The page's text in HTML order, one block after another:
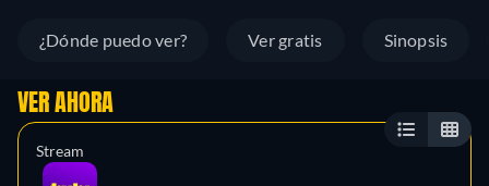
¿Dónde puedo ver? Ver gratis Sinopsis
VER AHORA
Stream